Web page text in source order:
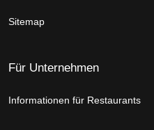
Sitemap
Für Unternehmen
Informationen für Restaurants